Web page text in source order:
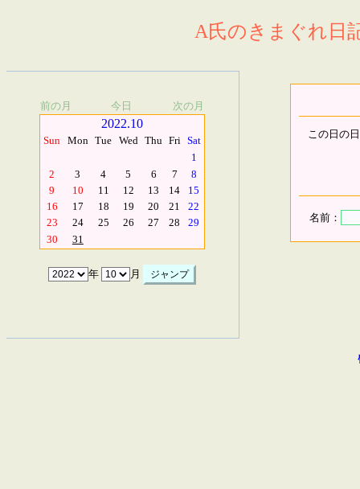
A氏のきまぐれ日
前の月 今日 次の月
2022.10
Sun Mon Tue Wed Thu Fri Sat
1
2
3 4 5 6 7
8
9
10 11 12 13 14
15
16
17 18 19 20 21
22
23
24 25 26 27 28
29
30
31
年 月
この日の
名前：